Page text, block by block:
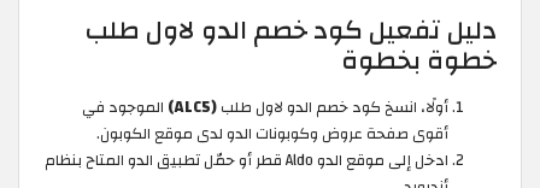
دليل تفعيل كود خصم الدو لاول طلب
خطوة بخطوة
أولًا، انسخ كود خصم الدو لاول طلب(ALC5)
الموجود في
أقوى صفحة عروض وكوبونات الدو لدى موقع الكوبون.
ادخل إلى موقع الدو Aldo قطر أو حمّل تطبيق الدو المتاح بنظام